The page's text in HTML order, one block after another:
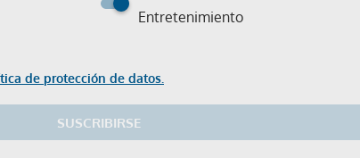
Entretenimiento
de protección de datos.
SUSCRIBIRSE